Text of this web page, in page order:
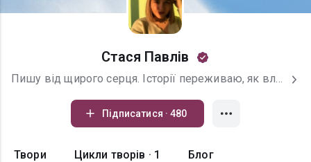
Стася Павлів
Пишу від щирого серця. Історії переживаю, як власні й сподіваюсь, Ви також. Тому що, в кожній з книг, частинка моєї душі. Завжди вдячна за фідбек.
Підписатися · 480
Твори Цикли творів · 1 Блог